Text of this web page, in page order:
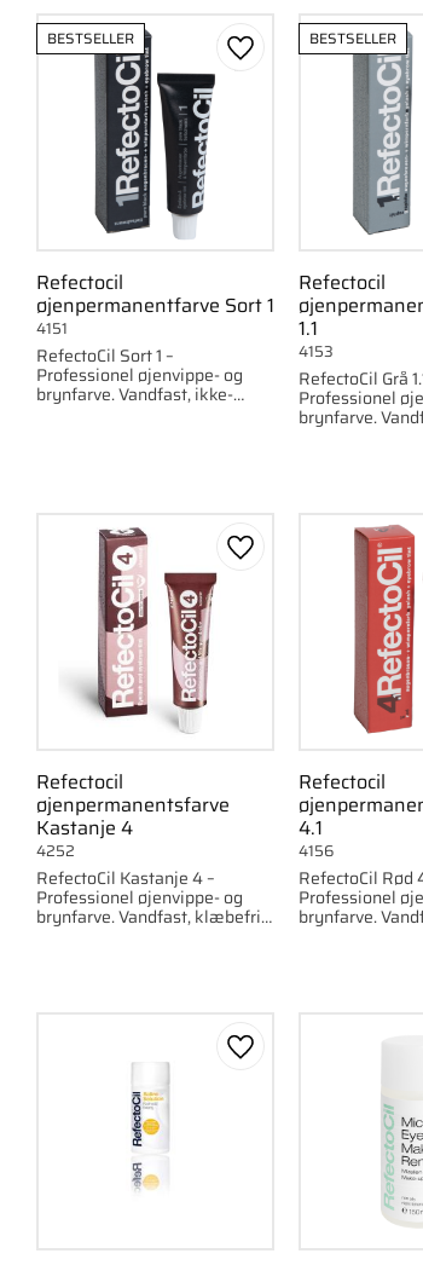
Refectocil
Rubis 2
Vis
Refectocil
øjenpermanentfarve Sort 1
RefectoCil Sort 1 –
Professionel øjenvippe- og
brynfarve. Vandfast, ikke-
4151
BESTSELLER
Gem som favorit
Refectocil
1.1
RefectoCil Grå
Professionel
brynfarve.
4153
BESTSELLER
Refectocil
øjenpermanentsfarve
Kastanje 4
RefectoCil Kastanje 4 –
Professionel øjenvippe- og
brynfarve. Vandfast, klæbefri
4252
Gem som favorit
Refectocil
4.1
RefectoCil Rød
Professionel
brynfarve.
4156
Gem som favorit